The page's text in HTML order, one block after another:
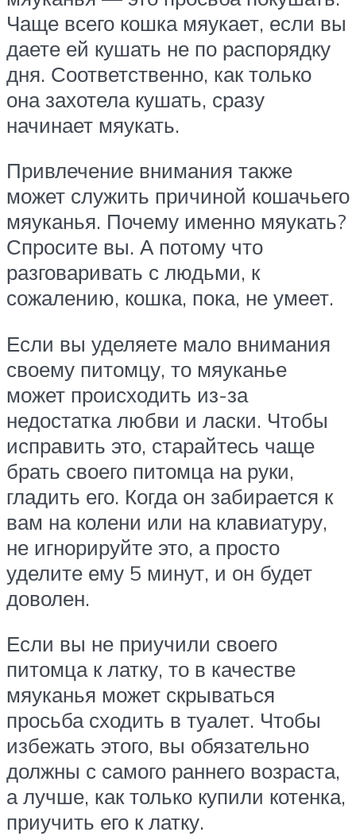
Чаще всего кошка мяукает, если вы
даете ей кушать не по распорядку
дня. Соответственно, как только
она захотела кушать, сразу
начинает мяукать.
Привлечение внимания также
может служить причиной кошачьего
мяуканья. Почему именно мяукать?
Спросите вы. А потому что
разговаривать с людьми, к
сожалению, кошка, пока, не умеет.
Если вы уделяете мало внимания
своему питомцу, то мяуканье
может происходить из-за
недостатка любви и ласки. Чтобы
исправить это, старайтесь чаще
брать своего питомца на руки,
гладить его. Когда он забирается к
вам на колени или на клавиатуру,
не игнорируйте это, а просто
уделите ему 5 минут, и он будет
доволен.
Если вы не приучили своего
питомца к латку, то в качестве
мяуканья может скрываться
просьба сходить в туалет. Чтобы
избежать этого, вы обязательно
должны с самого раннего возраста,
а лучше, как только купили котенка,
приучить его к латку.